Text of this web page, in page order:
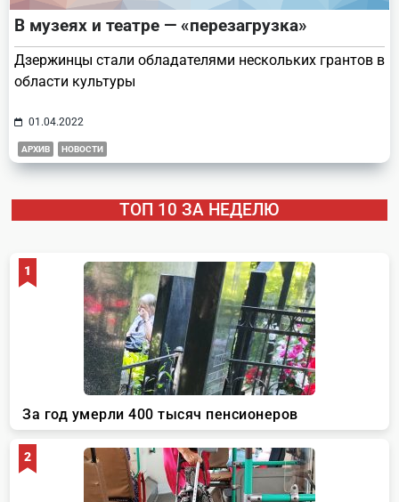
В музеях и театре — «перезагрузка»
Дзержинцы стали обладателями нескольких грантов в
области культуры
01.04.2022
АРХИВ НОВОСТИ
ТОП 10 ЗА НЕДЕЛЮ